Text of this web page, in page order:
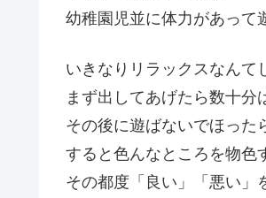
幼稚園児並に体力があって
いきなりリラックスなんて
まず出してあげたら数十分
その後に遊ばないでほった
すると色んなところを物色
その都度「良い」「悪い」